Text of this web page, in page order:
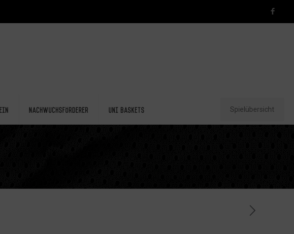
Nachwuchsförderer Uni Baskets Spielübersicht